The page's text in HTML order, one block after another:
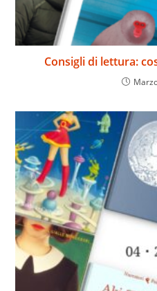
Consigli di lettura: